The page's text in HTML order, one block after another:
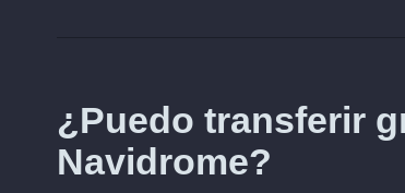
¿Puedo transferir
Navidrome?